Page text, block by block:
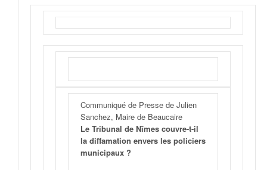
Communiqué de Presse de Julien
Sanchez, Maire de Beaucaire
Le Tribunal de Nîmes couvre-t-il
la diffamation envers les policiers
municipaux ?